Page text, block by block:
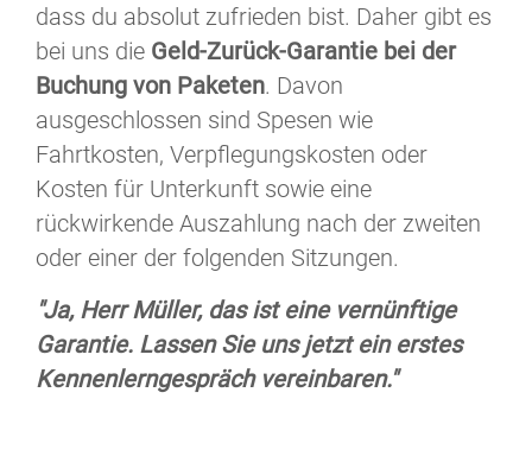
dass du absolut zufrieden bist. Daher gibt es
bei uns die Geld-Zurück-Garantie bei der
Buchung von Paketen. Davon
ausgeschlossen sind Spesen wie
Fahrtkosten, Verpflegungskosten oder
Kosten für Unterkunft sowie eine
rückwirkende Auszahlung nach der zweiten
oder einer der folgenden Sitzungen.
"Ja, Herr Müller, das ist eine vernünftige
Garantie. Lassen Sie uns jetzt ein erstes
Kennenlerngespräch vereinbaren."